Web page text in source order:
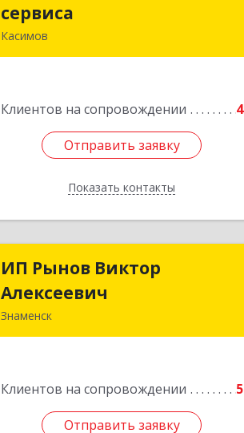
сервиса
Касимов
Клиентов на сопровождении 4
Отправить заявку
Показать контакты
Подробнее
Отправить заявку
Назад
ИП Рынов Виктор
Алексеевич
Знаменск
Клиентов на сопровождении 5
Отправить заявку
ИП Рынов Виктор
Отправить заявку